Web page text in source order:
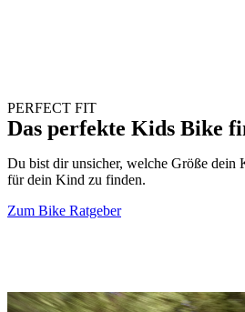
PERFECT FIT
Das perfekte Kids Bike
Du bist dir unsicher, welche Größe dein
für dein Kind zu finden.
Zum Bike Ratgeber